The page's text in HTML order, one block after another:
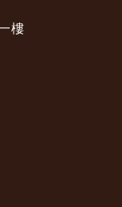
樓